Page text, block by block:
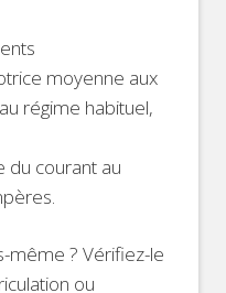
moyenne aux
régime habituel,
du courant au
même ? Vérifiez-le
ou